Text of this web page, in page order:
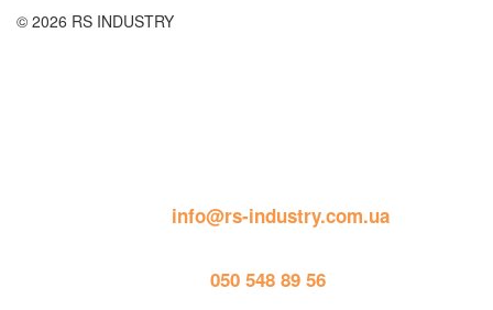
© 2026 RS INDUSTRY
info@rs-industry.com.ua
050 548 89 56